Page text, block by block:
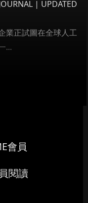
| UPDATED
業正試圖在全球人工
...
會員
閱讀